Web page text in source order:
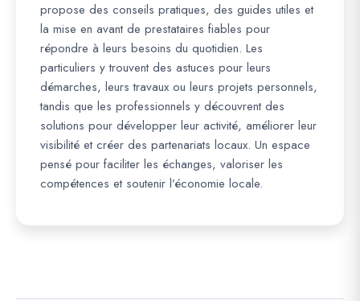
propose des conseils pratiques, des guides utiles et
la mise en avant de prestataires fiables pour
répondre à leurs besoins du quotidien. Les
particuliers y trouvent des astuces pour leurs
démarches, leurs travaux ou leurs projets personnels,
tandis que les professionnels y découvrent des
solutions pour développer leur activité, améliorer leur
visibilité et créer des partenariats locaux. Un espace
pensé pour faciliter les échanges, valoriser les
compétences et soutenir l’économie locale.